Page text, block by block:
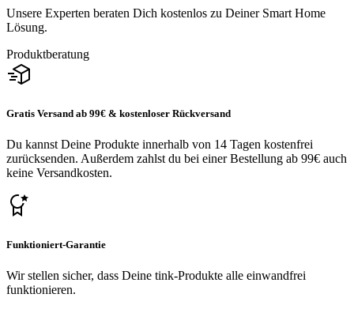
Unsere Experten beraten Dich kostenlos zu Deiner Smart Home
Lösung.
Produktberatung
Gratis Versand ab 99€ & kostenloser Rückversand
Du kannst Deine Produkte innerhalb von 14 Tagen kostenfrei
zurücksenden. Außerdem zahlst du bei einer Bestellung ab 99€ auch
keine Versandkosten.
Funktioniert-Garantie
Wir stellen sicher, dass Deine tink-Produkte alle einwandfrei
funktionieren.